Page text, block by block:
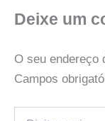
Deixe um
O seu endereço
Campos